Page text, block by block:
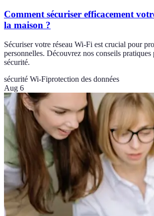
Comment sécuriser efficacement
la maison ?
Sécuriser votre réseau Wi-Fi est crucial pour
personnelles. Découvrez nos conseils
sécurité.
sécurité Wi-Fiprotection des données
Aug 6